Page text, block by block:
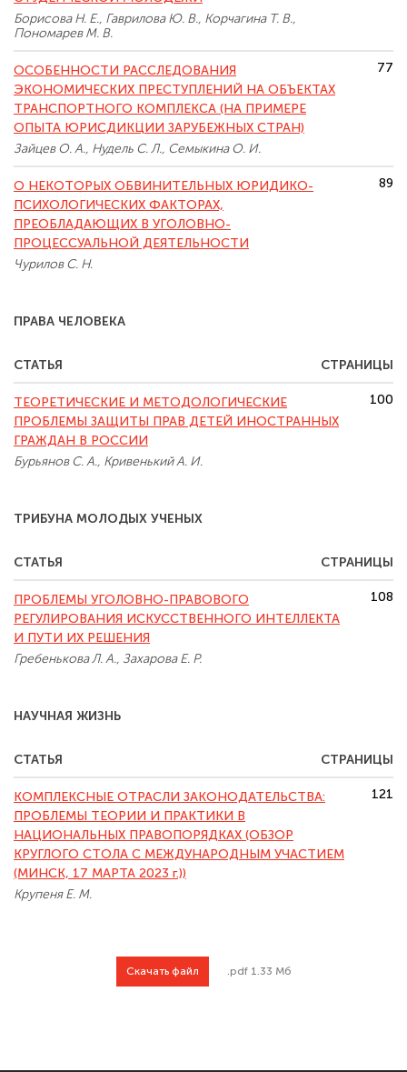
Скачать файл .pdf 1.33 Мб
Борисова Н. Е., Гаврилова Ю. В., Корчагина Т. В.,
Пономарев М. В.
ОСОБЕННОСТИ РАССЛЕДОВАНИЯ
ЭКОНОМИЧЕСКИХ ПРЕСТУПЛЕНИЙ НА ОБЪЕКТАХ
ТРАНСПОРТНОГО КОМПЛЕКСА (НА ПРИМЕРЕ
ОПЫТА ЮРИСДИКЦИИ ЗАРУБЕЖНЫХ СТРАН)
Зайцев О. А., Нудель С. Л., Семыкина О. И.
77
О НЕКОТОРЫХ ОБВИНИТЕЛЬНЫХ ЮРИДИКО-
ПСИХОЛОГИЧЕСКИХ ФАКТОРАХ,
ПРЕОБЛАДАЮЩИХ В УГОЛОВНО-
ПРОЦЕССУАЛЬНОЙ ДЕЯТЕЛЬНОСТИ
Чурилов С. Н.
89
ПРАВА ЧЕЛОВЕКА
СТАТЬЯ СТРАНИЦЫ
ТЕОРЕТИЧЕСКИЕ И МЕТОДОЛОГИЧЕСКИЕ
ПРОБЛЕМЫ ЗАЩИТЫ ПРАВ ДЕТЕЙ ИНОСТРАННЫХ
ГРАЖДАН В РОССИИ
Бурьянов С. А., Кривенький А. И.
100
ТРИБУНА МОЛОДЫХ УЧЕНЫХ
СТАТЬЯ СТРАНИЦЫ
ПРОБЛЕМЫ УГОЛОВНО-ПРАВОВОГО
РЕГУЛИРОВАНИЯ ИСКУССТВЕННОГО ИНТЕЛЛЕКТА
И ПУТИ ИХ РЕШЕНИЯ
Гребенькова Л. А., Захарова Е. Р.
108
НАУЧНАЯ ЖИЗНЬ
СТАТЬЯ СТРАНИЦЫ
КОМПЛЕКСНЫЕ ОТРАСЛИ ЗАКОНОДАТЕЛЬСТВА:
ПРОБЛЕМЫ ТЕОРИИ И ПРАКТИКИ В
НАЦИОНАЛЬНЫХ ПРАВОПОРЯДКАХ (ОБЗОР
КРУГЛОГО СТОЛА С МЕЖДУНАРОДНЫМ УЧАСТИЕМ
(МИНСК, 17 МАРТА 2023 г.))
Крупеня Е. М.
121